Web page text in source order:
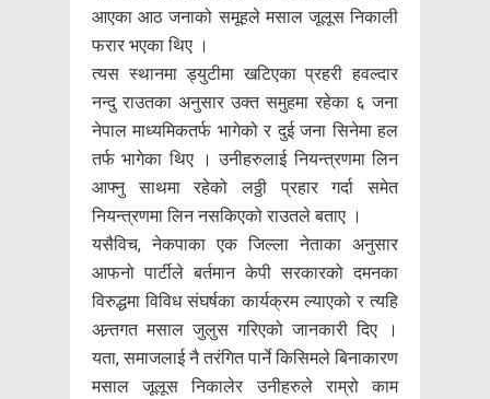
आएका आठ जनाको समूहले मसाल जूलूस निकाली
फरार भएका थिए ।
त्यस स्थानमा ड्युटीमा खटिएका प्रहरी हवल्दार
नन्दु राउतका अनुसार उक्त समुहमा रहेका ६ जना
नेपाल माध्यमिकतर्फ भागेको र दुई जना सिनेमा हल
तर्फ भागेका थिए । उनीहरुलाई नियन्त्रणमा लिन
आफ्नु साथमा रहेको लठ्ठी प्रहार गर्दा समेत
नियन्त्रणमा लिन नसकिएको राउतले बताए ।
यसैविच, नेकपाका एक जिल्ला नेताका अनुसार
आफनो पार्टीले बर्तमान केपी सरकारको दमनका
विरुद्धमा विविध संघर्षका कार्यक्रम ल्याएको र त्यहि
अन्र्तगत मसाल जुलुस गरिएको जानकारी दिए ।
यता, समाजलाई नै तरंगित पार्ने किसिमले बिनाकारण
मसाल जूलूस निकालेर उनीहरुले राम्रो काम